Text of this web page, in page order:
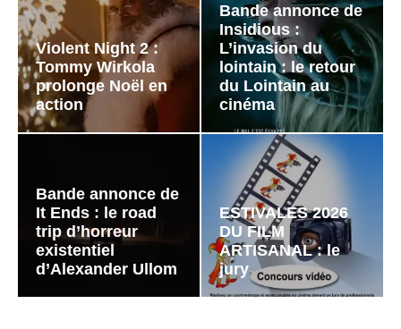
Violent Night 2 :
Tommy Wirkola
prolonge Noël en
action
Bande annonce de
Insidious :
L’invasion du
lointain : le retour
du Lointain au
cinéma
Bande annonce de
It Ends : le road
trip d’horreur
existentiel
d’Alexander Ullom
ESTIVALES 2026
DU FILM
ARTISANAL : le
jury